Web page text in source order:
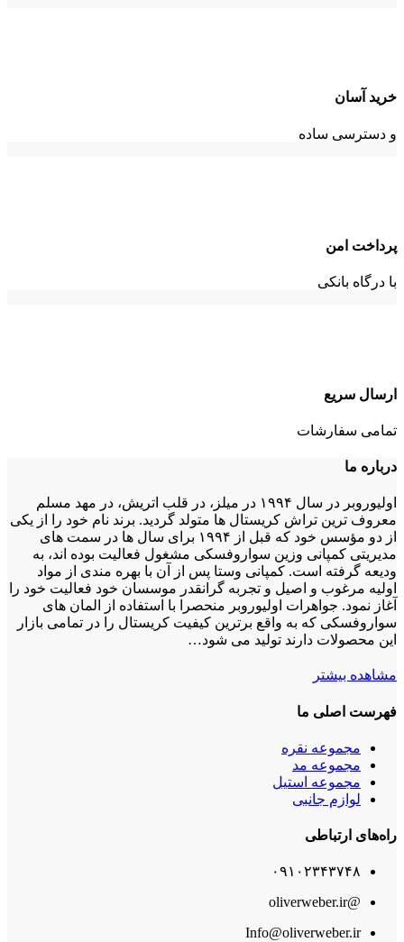
خرید آسان
و دسترسی ساده
پرداخت امن
با درگاه بانکی
ارسال سریع
تمامی سفارشات
درباره ما
اولیوروبر در سال ۱۹۹۴ در میلز، در قلب اتریش، در مهد مسلم
معروف ترین تراش کریستال ها متولد گردید. برند نام خود را از یکی
از دو مؤسس خود که قبل از ۱۹۹۴ برای سال ها در سمت های
مدیریتی کمپانی وزین سواروفسکی مشغول فعالیت بوده اند، به
ودیعه گرفته است. کمپانی وستا پس از آن با بهره مندی از مواد
اولیه مرغوب و اصیل و تجربه گرانقدر موسسان خود فعالیت خود را
آغاز نمود. جواهرات اولیوروبر منحصرا با استفاده از المان های
سواروفسکی که به واقع برترین کیفیت کریستال را در تمامی بازار
این محصولات دارند تولید می شود…
مشاهده بیشتر
فهرست اصلی ما
مجموعه نقره
مجموعه مد
مجموعه استیل
لوازم جانبی
راه‌های ارتباطی
۰۹۱۰۲۳۴۳۷۴۸
@oliverweber.ir
Info@oliverweber.ir